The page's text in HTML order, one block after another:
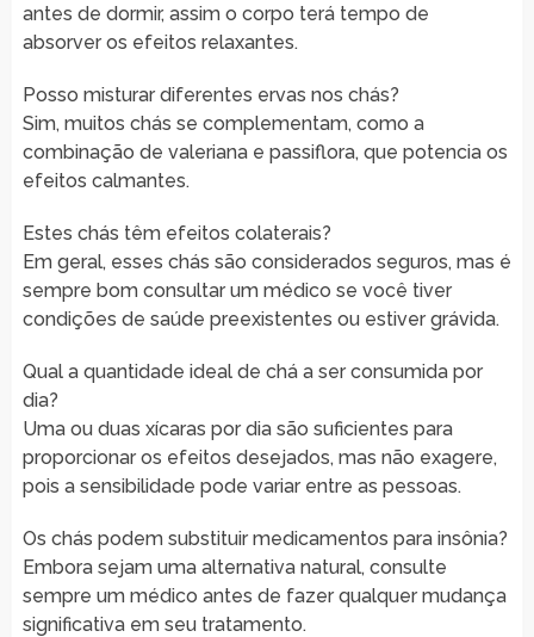
antes de dormir, assim o corpo terá tempo de
absorver os efeitos relaxantes.
Posso misturar diferentes ervas nos chás?
Sim, muitos chás se complementam, como a
combinação de valeriana e passiflora, que potencia os
efeitos calmantes.
Estes chás têm efeitos colaterais?
Em geral, esses chás são considerados seguros, mas é
sempre bom consultar um médico se você tiver
condições de saúde preexistentes ou estiver grávida.
Qual a quantidade ideal de chá a ser consumida por
dia?
Uma ou duas xícaras por dia são suficientes para
proporcionar os efeitos desejados, mas não exagere,
pois a sensibilidade pode variar entre as pessoas.
Os chás podem substituir medicamentos para insônia?
Embora sejam uma alternativa natural, consulte
sempre um médico antes de fazer qualquer mudança
significativa em seu tratamento.